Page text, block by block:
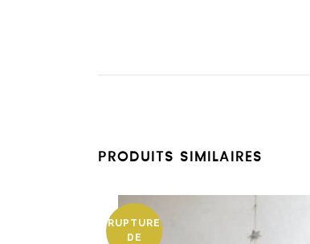
PRODUITS SIMILAIRES
RUPTURE
DE